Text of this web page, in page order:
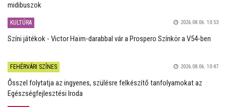
midibuszok
KULTÚRA 2026.08.06. 10:53
Színi játékok - Victor Haïm-darabbal vár a Prospero Színkör a V54-ben
FEHÉRVÁRI SZÍNES 2026.08.06. 10:47
Ősszel folytatja az ingyenes, szülésre felkészítő tanfolyamokat az
Egészségfejlesztési Iroda